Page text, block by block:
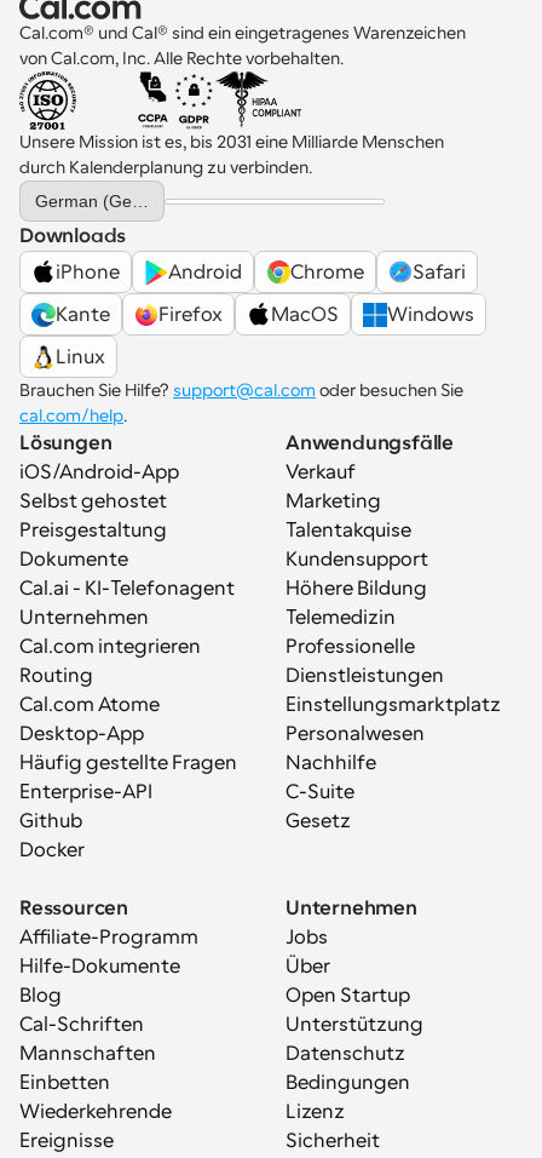
Cal.com® und Cal® sind ein eingetragenes Warenzeichen
von Cal.com, Inc. Alle Rechte vorbehalten.
Unsere Mission ist es, bis 2031 eine Milliarde Menschen
durch Kalenderplanung zu verbinden.
Select Language
Downloads
iPhone
Android Chrome
Safari
Kante
Firefox MacOS
Windows
Linux
Brauchen Sie Hilfe? support@cal.com
cal.com/help.
Lösungen
iOS/Android-App
Selbst gehostet
Preisgestaltung
Dokumente
Cal.ai - KI-Telefonagent
Unternehmen
Cal.com integrieren
Routing
Cal.com Atome
Desktop-App
Häufig gestellte Fragen
Enterprise-API
Github
Docker
Anwendungsfälle
Verkauf
Marketing
Talentakquise
Kundensupport
Höhere Bildung
Telemedizin
Professionelle
Dienstleistungen
Einstellungsmarktplatz
Personalwesen
Nachhilfe
C-Suite
Gesetz
Ressourcen
Affiliate-Programm
Hilfe-Dokumente
Blog
Cal-Schriften
Mannschaften
Einbetten
Wiederkehrende
Ereignisse
Unternehmen
Jobs
Über
Open Startup
Unterstützung
Datenschutz
Bedingungen
Lizenz
Sicherheit